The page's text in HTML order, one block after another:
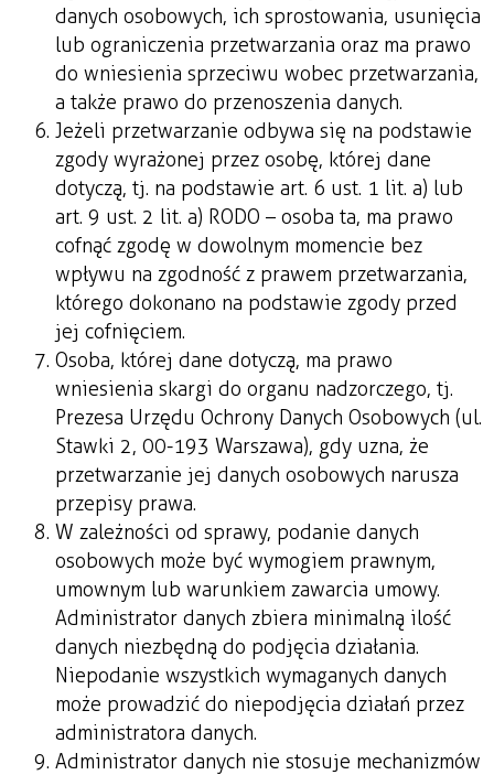
danych osobowych, ich sprostowania, usunięcia
lub ograniczenia przetwarzania oraz ma prawo
do wniesienia sprzeciwu wobec przetwarzania,
a także prawo do przenoszenia danych.
Jeżeli przetwarzanie odbywa się na podstawie
zgody wyrażonej przez osobę, której dane
dotyczą, tj. na podstawie art. 6 ust. 1 lit. a) lub
art. 9 ust. 2 lit. a) RODO – osoba ta, ma prawo
cofnąć zgodę w dowolnym momencie bez
wpływu na zgodność z prawem przetwarzania,
którego dokonano na podstawie zgody przed
jej cofnięciem.
Osoba, której dane dotyczą, ma prawo
wniesienia skargi do organu nadzorczego, tj.
Prezesa Urzędu Ochrony Danych Osobowych (ul.
Stawki 2, 00-193 Warszawa), gdy uzna, że
przetwarzanie jej danych osobowych narusza
przepisy prawa.
W zależności od sprawy, podanie danych
osobowych może być wymogiem prawnym,
umownym lub warunkiem zawarcia umowy.
Administrator danych zbiera minimalną ilość
danych niezbędną do podjęcia działania.
Niepodanie wszystkich wymaganych danych
może prowadzić do niepodjęcia działań przez
administratora danych.
Administrator danych nie stosuje mechanizmów